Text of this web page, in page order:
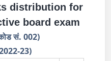
distribution for
board exam
सं. 002)
23)